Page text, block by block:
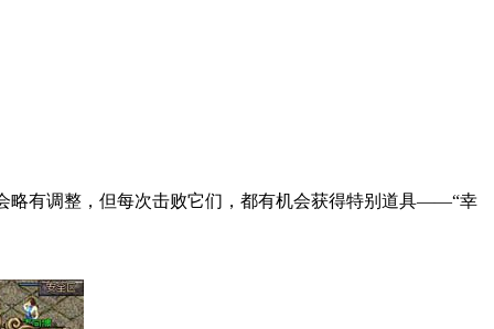
略有调整，但每次击败它们，都有机会获得特别道具——“幸